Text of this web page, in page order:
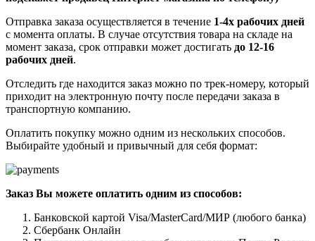
Отправка заказа осуществляется в течение 1-4х рабочих дней
с момента оплаты. В случае отсутствия товара на складе на
момент заказа, срок отправки может достигать до 12-16
рабочих дней.
Отследить где находится заказ можно по трек-номеру, который
приходит на электронную почту после передачи заказа в
транспортную компанию.
Оплатить покупку можно одним из нескольких способов.
Выбирайте удобный и привычный для себя формат:
Заказ Вы можете оплатить одним из способов:
Банковской картой Visa/MasterCard/МИР (любого банка)
Сбербанк Онлайн